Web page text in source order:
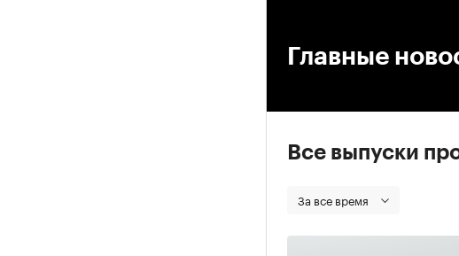
Главные
Все выпуски
За все время